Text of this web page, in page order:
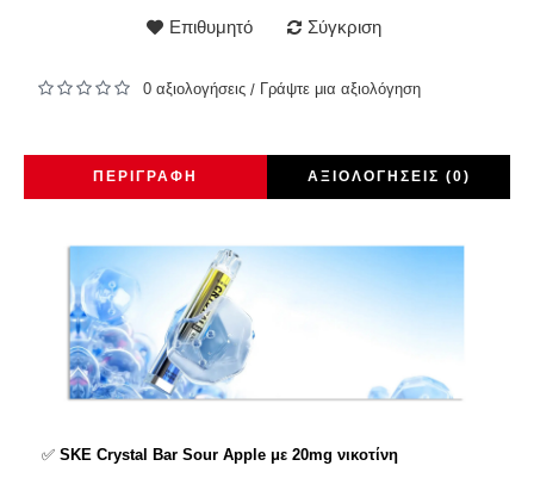
Επιθυμητό Σύγκριση
0 αξιολογήσεις / Γράψτε μια αξιολόγηση
ΠΕΡΙΓΡΑΦΉ ΑΞΙΟΛΟΓΉΣΕΙΣ (0)
✅ SKE Crystal Bar Sour Apple με 20mg νικοτίνη